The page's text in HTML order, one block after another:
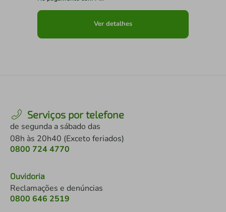
Ver detalhes
Serviços por telefone
de segunda a sábado das
08h às 20h40 (Exceto feriados)
0800 724 4770
Ouvidoria
Reclamações e denúncias
0800 646 2519